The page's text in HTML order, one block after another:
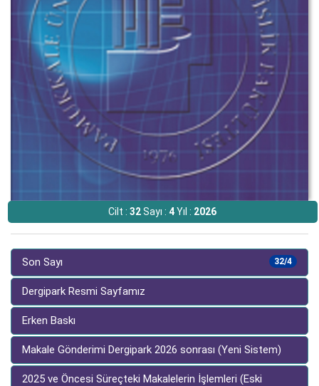
Cilt :32Sayı :4Yıl : 2026
32/4
Son Sayı
Dergipark Resmi Sayfamız
Erken Baskı
Makale Gönderimi Dergipark 2026 sonrası (Yeni Sistem)
2025 ve Öncesi Süreçteki Makalelerin İşlemleri (Eski